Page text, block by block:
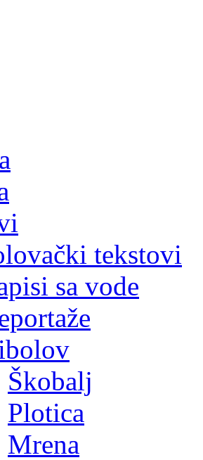
tekstovi
sa vode
Škobalj
Plotica
Mrena